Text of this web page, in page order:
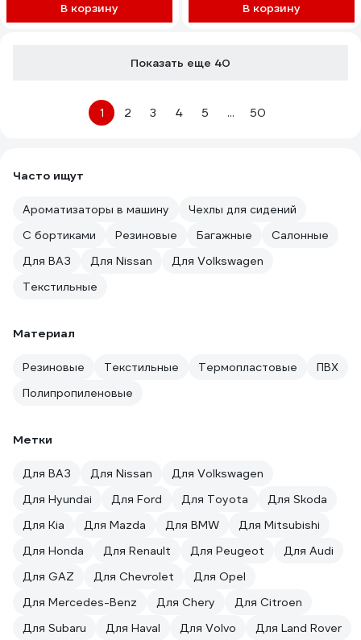
В корзину В корзину
Показать еще 40
1 2 3 4 5 ... 50
Часто ищут
Ароматизаторы в машину
Чехлы для сидений
С бортиками
Резиновые Багажные
Салонные
Для ВАЗ
Для Nissan
Для Volkswagen
Текстильные
Материал
Резиновые Текстильные Термопластовые
ПВХ
Полипропиленовые
Метки
Для ВАЗ Для Nissan
Для Volkswagen
Для Hyundai
Для Ford Для Toyota
Для Skoda
Для Kia
Для Mazda Для BMW
Для Mitsubishi
Для Honda
Для Renault Для Peugeot
Для Audi
Для GAZ
Для Chevrolet
Для Opel
Для Mercedes-Benz
Для Chery
Для Citroen
Для Subaru
Для Haval Для Volvo Для Land Rover